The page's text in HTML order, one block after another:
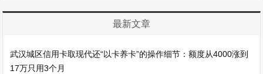
最新文章
武汉城区信用卡取现代还“以卡养卡”的操作细节：额度从4000涨到
17万只用3个月